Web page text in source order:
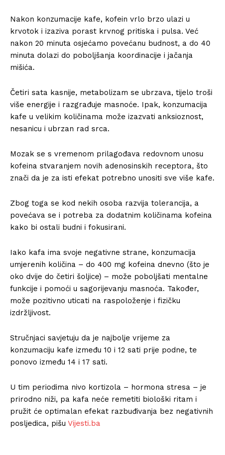
Nakon konzumacije kafe, kofein vrlo brzo ulazi u
krvotok i izaziva porast krvnog pritiska i pulsa. Već
nakon 20 minuta osjećamo povećanu budnost, a do 40
minuta dolazi do poboljšanja koordinacije i jačanja
mišića.
Četiri sata kasnije, metabolizam se ubrzava, tijelo troši
više energije i razgrađuje masnoće. Ipak, konzumacija
kafe u velikim količinama može izazvati anksioznost,
nesanicu i ubrzan rad srca.
Mozak se s vremenom prilagođava redovnom unosu
kofeina stvaranjem novih adenosinskih receptora, što
znači da je za isti efekat potrebno unositi sve više kafe.
Zbog toga se kod nekih osoba razvija tolerancija, a
povećava se i potreba za dodatnim količinama kofeina
kako bi ostali budni i fokusirani.
Iako kafa ima svoje negativne strane, konzumacija
umjerenih količina – do 400 mg kofeina dnevno (što je
oko dvije do četiri šoljice) – može poboljšati mentalne
funkcije i pomoći u sagorijevanju masnoća. Također,
može pozitivno uticati na raspoloženje i fizičku
izdržljivost.
Stručnjaci savjetuju da je najbolje vrijeme za
konzumaciju kafe između 10 i 12 sati prije podne, te
ponovo između 14 i 17 sati.
U tim periodima nivo kortizola – hormona stresa – je
prirodno niži, pa kafa neće remetiti biološki ritam i
pružit će optimalan efekat razbuđivanja bez negativnih
posljedica, pišu Vijesti.ba